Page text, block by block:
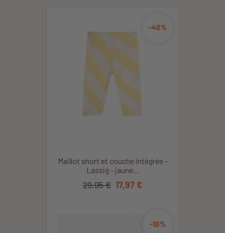
Maillot short et couche intégrée -
Lassig - jaune...
-40%
29,95 € 17,97 €
-10%